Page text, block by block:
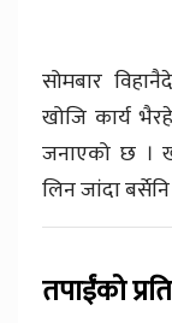
सोमबार
खोजि कार्य
जनाएको छ ।
लिन जांदा
तपाईंको